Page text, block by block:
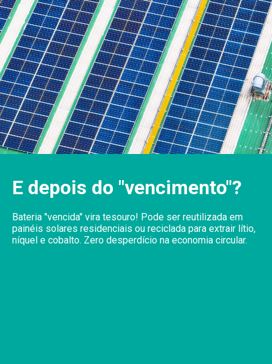
E depois do "vencimento"?
Bateria "vencida" vira tesouro! Pode ser reutilizada em
painéis solares residenciais ou reciclada para extrair lítio,
níquel e cobalto. Zero desperdício na economia circular.